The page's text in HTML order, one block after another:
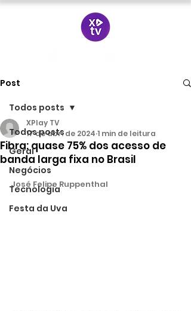
Post
Todos posts
Geral
Negócios
Tecnologia
Festa da Uva
Todos posts
Fibra: quase 75% dos acesso de
banda larga fixa no Brasil
XPlay TV
17 de abr. de 2024 1 min de leitura
José Felipe Ruppenthal